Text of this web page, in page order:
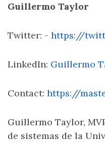
Guillermo Taylor
Twitter: - https://
LinkedIn: Guillermo
Contact: https://
Guillermo Taylor,
de sistemas de la